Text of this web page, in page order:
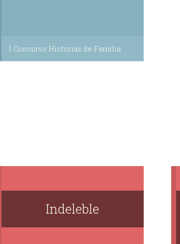
I Concurso Historias de Familia
Indeleble